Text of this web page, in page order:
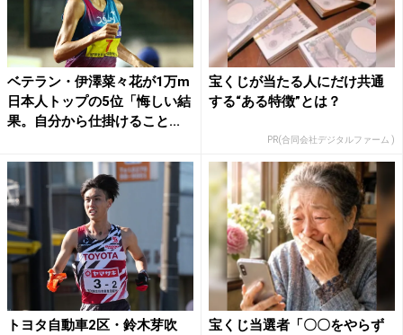
ベテラン・伊澤菜々花が1万m
日本人トップの5位「悔しい結
果。自分から仕掛けること...
宝くじが当たる人にだけ共通
する“ある特徴”とは？
PR(合同会社デジタルファーム )
トヨタ自動車2区・鈴木芽吹
宝くじ当選者「〇〇をやらず